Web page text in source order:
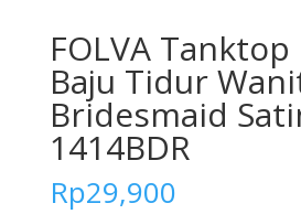
FOLVA
Baju Tidur
Bridesmaid
1414BDR
Rp29,900